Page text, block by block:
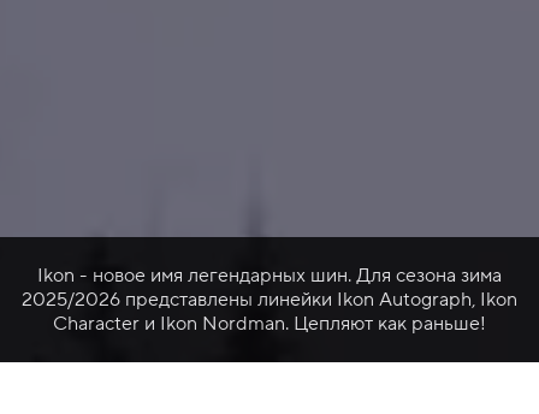
Ikon - новое имя легендарных шин. Для сезона зима
2025/2026 представлены линейки Ikon Autograph, Ikon
Character и Ikon Nordman. Цепляют как раньше!